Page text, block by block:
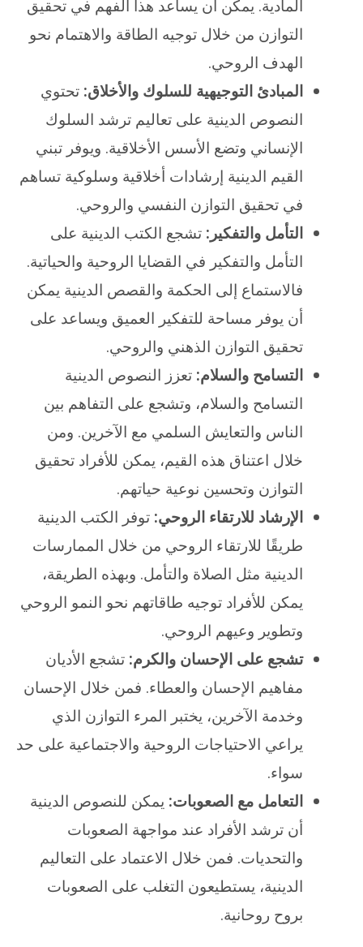
المادية. يمكن أن يساعد هذا الفهم في تحقيق
التوازن من خلال توجيه الطاقة والاهتمام نحو
الهدف الروحي.
المبادئ التوجيهية للسلوك والأخلاق: تحتوي
النصوص الدينية على تعاليم ترشد السلوك
الإنساني وتضع الأسس الأخلاقية. ويوفر تبني
القيم الدينية إرشادات أخلاقية وسلوكية تساهم
في تحقيق التوازن النفسي والروحي.
التأمل والتفكير: تشجع الكتب الدينية على
التأمل والتفكير في القضايا الروحية والحياتية.
فالاستماع إلى الحكمة والقصص الدينية يمكن
أن يوفر مساحة للتفكير العميق ويساعد على
تحقيق التوازن الذهني والروحي.
التسامح والسلام:تعزز النصوص الدينية
التسامح والسلام، وتشجع على التفاهم بين
الناس والتعايش السلمي مع الآخرين. ومن
خلال اعتناق هذه القيم، يمكن للأفراد تحقيق
التوازن وتحسين نوعية حياتهم.
الإرشاد للارتقاء الروحي: توفر الكتب الدينية
طريقًا للارتقاء الروحي من خلال الممارسات
الدينية مثل الصلاة والتأمل. وبهذه الطريقة،
يمكن للأفراد توجيه طاقاتهم نحو النمو الروحي
وتطوير وعيهم الروحي.
تشجع على الإحسان والكرم: تشجع الأديان
مفاهيم الإحسان والعطاء. فمن خلال الإحسان
وخدمة الآخرين، يختبر المرء التوازن الذي
يراعي الاحتياجات الروحية والاجتماعية على حد
سواء.
التعامل مع الصعوبات: يمكن للنصوص الدينية
أن ترشد الأفراد عند مواجهة الصعوبات
والتحديات. فمن خلال الاعتماد على التعاليم
الدينية، يستطيعون التغلب على الصعوبات
بروح روحانية.